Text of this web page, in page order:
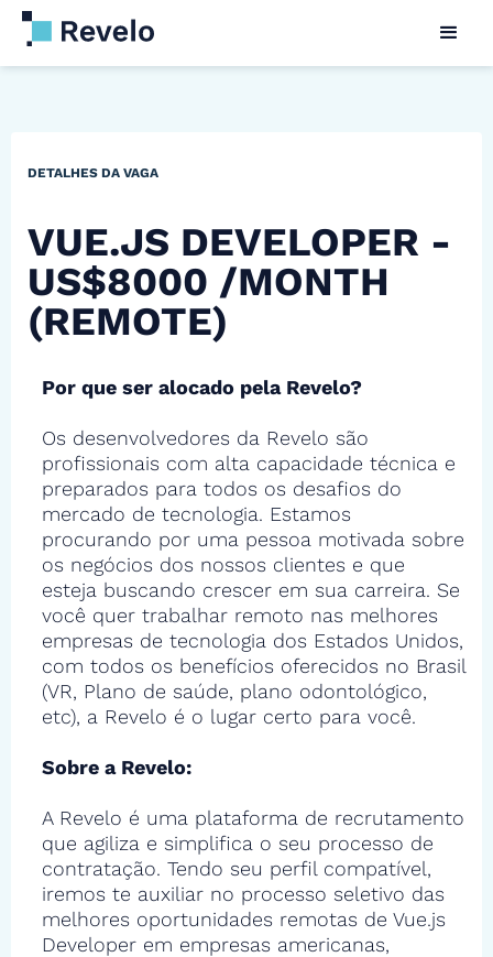
DETALHES DA VAGA
VUE.JS DEVELOPER -
US$8000 /MONTH
(REMOTE)
Por que ser alocado pela Revelo?
Os desenvolvedores da Revelo são
profissionais com alta capacidade técnica e
preparados para todos os desafios do
mercado de tecnologia. Estamos
procurando por uma pessoa motivada sobre
os negócios dos nossos clientes e que
esteja buscando crescer em sua carreira. Se
você quer trabalhar remoto nas melhores
empresas de tecnologia dos Estados Unidos,
com todos os benefícios oferecidos no Brasil
(VR, Plano de saúde, plano odontológico,
etc), a Revelo é o lugar certo para você.
Sobre a Revelo:
A Revelo é uma plataforma de recrutamento
que agiliza e simplifica o seu processo de
contratação. Tendo seu perfil compatível,
iremos te auxiliar no processo seletivo das
melhores oportunidades remotas de Vue.js
Developer em empresas americanas,